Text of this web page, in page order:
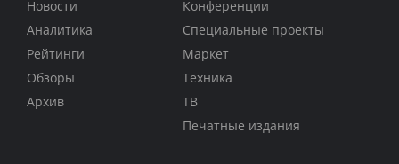
Новости
Аналитика
Рейтинги
Обзоры
Архив
Конференции
Специальные проекты
Маркет
Техника
ТВ
Печатные издания